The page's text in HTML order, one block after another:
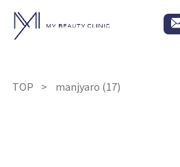
TOP manjyaro (17)